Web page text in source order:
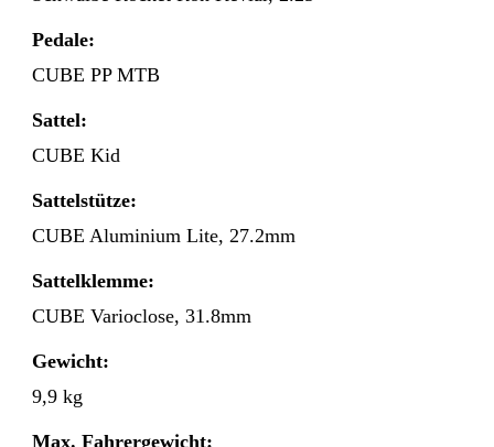
Pedale:
CUBE PP MTB
Sattel:
CUBE Kid
Sattelstütze:
CUBE Aluminium Lite, 27.2mm
Sattelklemme:
CUBE Varioclose, 31.8mm
Gewicht:
9,9 kg
Max. Fahrergewicht: